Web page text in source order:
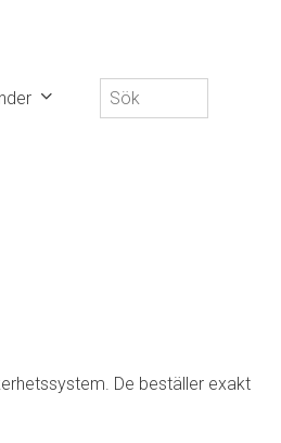
Sök
efter:
De beställer exakt